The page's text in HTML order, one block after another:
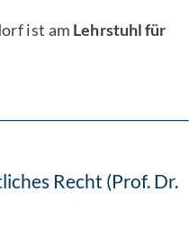
ist am Lehrstuhl für
Recht (Prof. Dr.